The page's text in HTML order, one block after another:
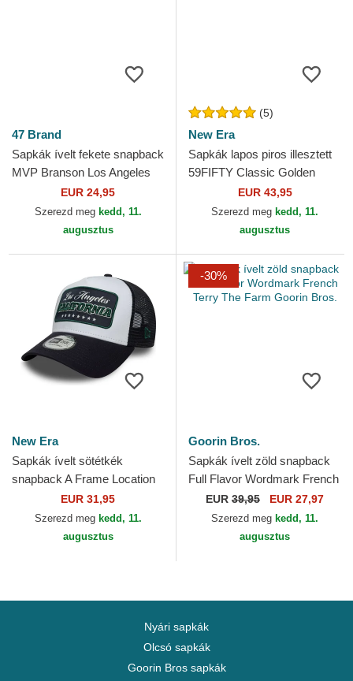
47 Brand
Sapkák ívelt fekete snapback
MVP Branson Los Angeles
Dodgers MLB 47 Brand
EUR 24,95
Szerezd meg kedd, 11.
augusztus
(5)
New Era
Sapkák lapos piros illesztett
59FIFTY Classic Golden
State Warriors NBA New Era
EUR 43,95
Szerezd meg kedd, 11.
augusztus
New Era
Sapkák ívelt sötétkék
snapback A Frame Location
Los Angeles Ciudades y
Playas California New Era
EUR 31,95
Szerezd meg kedd, 11.
augusztus
-30%
Goorin Bros.
Sapkák ívelt zöld snapback
Full Flavor Wordmark French
Terry The Farm Goorin Bros.
EUR 39,95 EUR 27,97
Szerezd meg kedd, 11.
augusztus
Nyári sapkák
Olcsó sapkák
Goorin Bros sapkák